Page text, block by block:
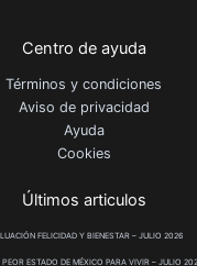
Centro de ayuda
Términos y condiciones
Aviso de privacidad
Ayuda
Cookies
Últimos articulos
FELICIDAD Y BIENESTAR – JULIO 2026
PEOR ESTADO DE MÉXICO PARA VIVIR – JULIO